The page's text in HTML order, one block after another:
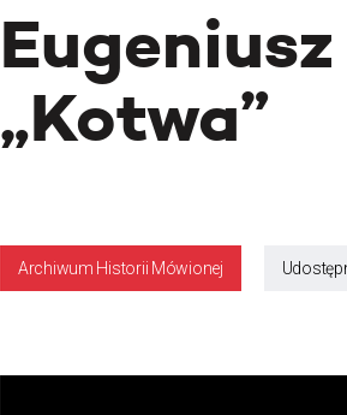
„Kotwa”
Archiwum Historii Mówionej